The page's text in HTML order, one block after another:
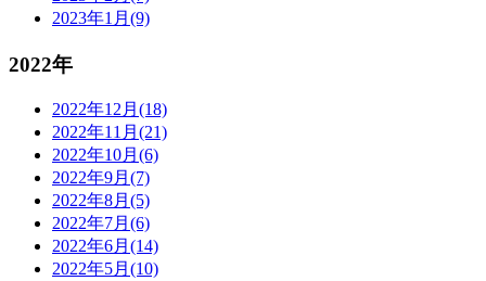
2023年1月(9)
2022年
2022年12月(18)
2022年11月(21)
2022年10月(6)
2022年9月(7)
2022年8月(5)
2022年7月(6)
2022年6月(14)
2022年5月(10)